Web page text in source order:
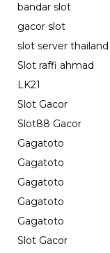
bandar slot
gacor slot
slot server thailand
Slot raffi ahmad
LK21
Slot Gacor
Slot88 Gacor
Gagatoto
Gagatoto
Gagatoto
Gagatoto
Gagatoto
Slot Gacor